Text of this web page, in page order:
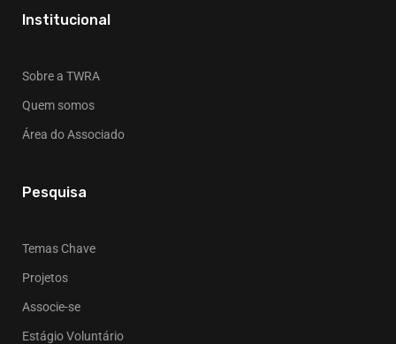
Institucional
Sobre a TWRA
Quem somos
Área do Associado
Pesquisa
Temas Chave
Projetos
Associe-se
Estágio Voluntário